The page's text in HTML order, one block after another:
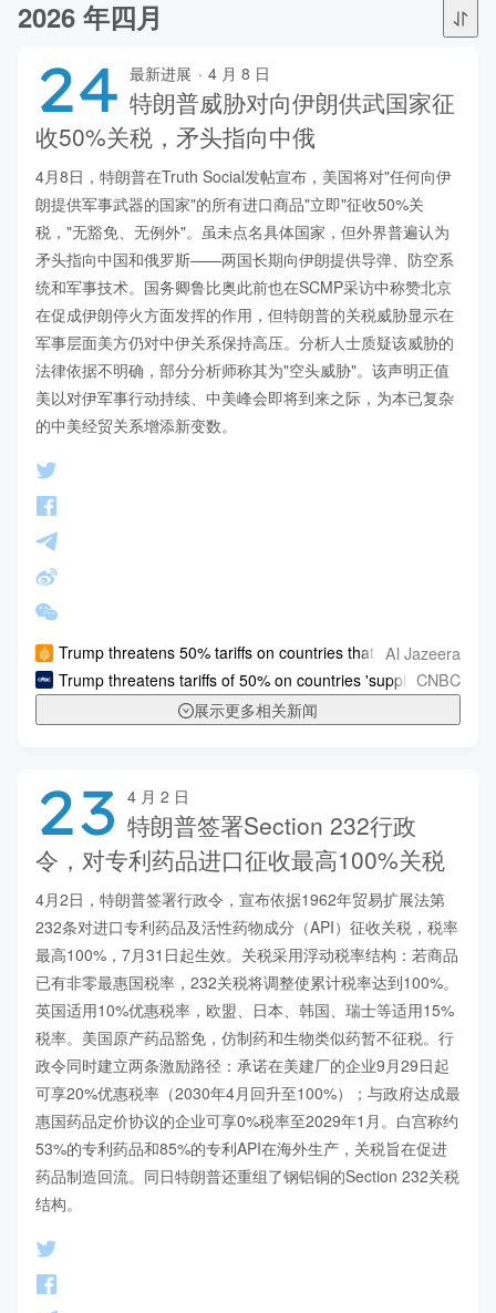
2026 年四月
24 最新进展 · 4 月 8 日
特朗普威胁对向伊朗供武国家征
收50%关税，矛头指向中俄
4月8日，特朗普在Truth Social发帖宣布，美国将对"任何向伊
朗提供军事武器的国家"的所有进口商品"立即"征收50%关
税，"无豁免、无例外"。虽未点名具体国家，但外界普遍认为
矛头指向中国和俄罗斯——两国长期向伊朗提供导弹、防空系
统和军事技术。国务卿鲁比奥此前也在SCMP采访中称赞北京
在促成伊朗停火方面发挥的作用，但特朗普的关税威胁显示在
军事层面美方仍对中伊关系保持高压。分析人士质疑该威胁的
法律依据不明确，部分分析师称其为"空头威胁"。该声明正值
美以对伊军事行动持续、中美峰会即将到来之际，为本已复杂
的中美经贸关系增添新变数。
Trump threatens 50% tariffs on countries that supply Iran with
Al Jazeera
Trump threatens tariffs of 50% on countries 'supplyingCNBC
展示更多相关新闻
23 4 月 2 日
特朗普签署Section 232行政
令，对专利药品进口征收最高100%关税
4月2日，特朗普签署行政令，宣布依据1962年贸易扩展法第
232条对进口专利药品及活性药物成分（API）征收关税，税率
最高100%，7月31日起生效。关税采用浮动税率结构：若商品
已有非零最惠国税率，232关税将调整使累计税率达到100%。
英国适用10%优惠税率，欧盟、日本、韩国、瑞士等适用15%
税率。美国原产药品豁免，仿制药和生物类似药暂不征税。行
政令同时建立两条激励路径：承诺在美建厂的企业9月29日起
可享20%优惠税率（2030年4月回升至100%）；与政府达成最
惠国药品定价协议的企业可享0%税率至2029年1月。白宫称约
53%的专利药品和85%的专利API在海外生产，关税旨在促进
药品制造回流。同日特朗普还重组了钢铝铜的Section 232关税
结构。